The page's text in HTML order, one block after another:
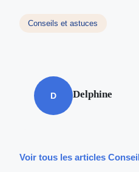
Conseils et astuces
D Delphine
Voir tous les articles